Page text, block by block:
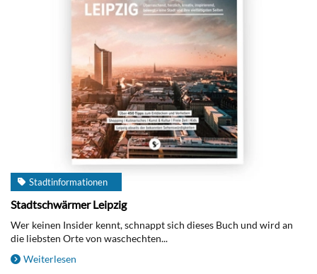
Stadtinformationen
Stadtschwärmer Leipzig
Wer keinen Insider kennt, schnappt sich dieses Buch und wird an
die liebsten Orte von waschechten...
Weiterlesen